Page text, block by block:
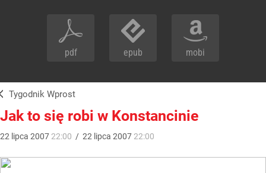
pdf epub mobi
Tygodnik Wprost
Jak to się robi w Konstancinie
22 lipca 2007 22:00 / 22 lipca 2007 22:00